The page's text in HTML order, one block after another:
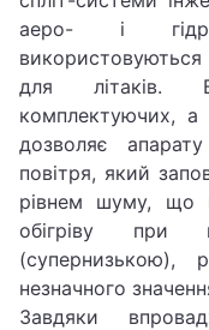
аеро- і
використовуються
для літаків.
комплектуючих, а
дозволяє
повітря, який
рівнем шуму, що
обігріву при
(супернизькою),
незначного
Завдяки